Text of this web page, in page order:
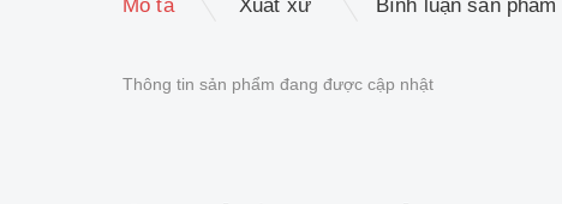
Mô tả Xuất xứ Bình luận sản phẩm
Thông tin sản phẩm đang được cập nhật